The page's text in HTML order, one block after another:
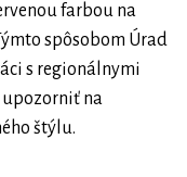
farbou na
spôsobom Úrad
s regionálnymi
upozorniť na
štýlu.